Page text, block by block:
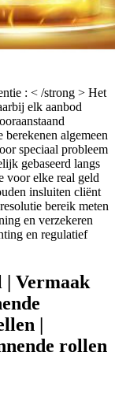
: < /strong > Het
elk aanbod
algemeen
speciaal probleem
gebaseerd langs
voor elke real geld
insluiten cliënt
bereik meten
en verzekeren
en regulatief
| Vermaak
|
rollen